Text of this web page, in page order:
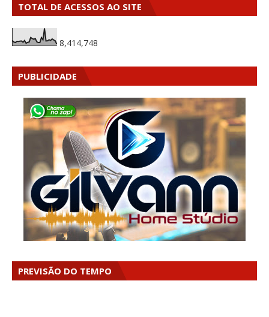
TOTAL DE ACESSOS AO SITE
8,414,748
PUBLICIDADE
PREVISÃO DO TEMPO